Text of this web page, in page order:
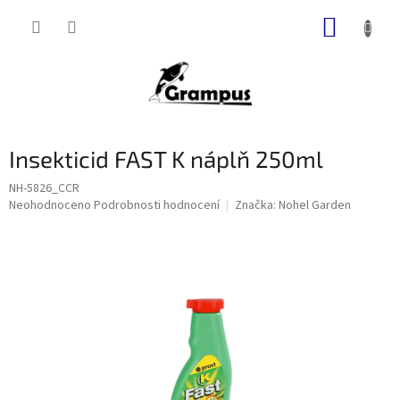
Insekticid FAST K náplň 250ml
NH-5826_CCR
Průměrné
Neohodnoceno Podrobnosti hodnocení Značka: Nohel Garden